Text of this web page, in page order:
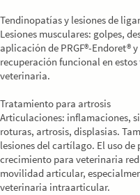
Tendinopatías y lesiones de
Lesiones musculares: golpes,
aplicación de PRGF®-Endoret®
recuperación funcional en
veterinaria.
Tratamiento para artrosis
Articulaciones: inflamaciones,
roturas, artrosis, displasias.
lesiones del cartílago. El uso
crecimiento para veterinaria
movilidad articular,
veterinaria intraarticular.